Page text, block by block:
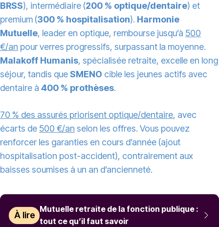
BRSS), intermédiaire (200 % optique/dentaire) et
premium (300 % hospitalisation). Harmonie
Mutuelle, leader en optique, rembourse jusqu’à 500
€/an pour verres progressifs, surpassant la moyenne.
Malakoff Humanis, spécialisée retraite, excelle en long
séjour, tandis queSMENO cible les jeunes actifs avec
dentaire à 400 % prothèses.
70 % des assurés priorisent optique/dentaire, avec
écarts de 500 €/an selon les offres. Vous pouvez
renforcer les garanties en cours d’année (ajout
hospitalisation post-accident), contrairement aux
baisses soumises à un an d’ancienneté.
À lire
Mutuelle retraite de la fonction publique :
tout ce qu’il faut savoir